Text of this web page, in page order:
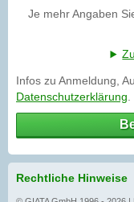
Je mehr Angaben
Infos zu Anmeldung,
Datenschutzerklärung
Rechtliche Hinweise